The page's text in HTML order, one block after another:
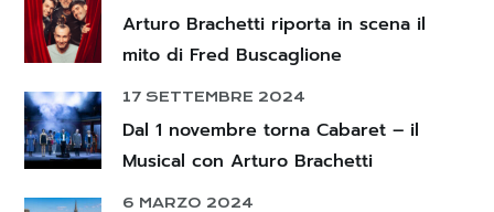
Arturo Brachetti riporta in scena il
mito di Fred Buscaglione
17 SETTEMBRE 2024
Dal 1 novembre torna Cabaret – il
Musical con Arturo Brachetti
6 MARZO 2024